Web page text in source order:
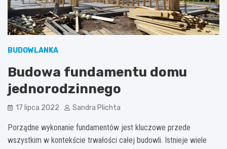
BUDOWLANKA
Budowa fundamentu domu
jednorodzinnego
17 lipca 2022 Sandra Plichta
Porządne wykonanie fundamentów jest kluczowe przede
wszystkim w kontekście trwałości całej budowli. Istnieje wiele